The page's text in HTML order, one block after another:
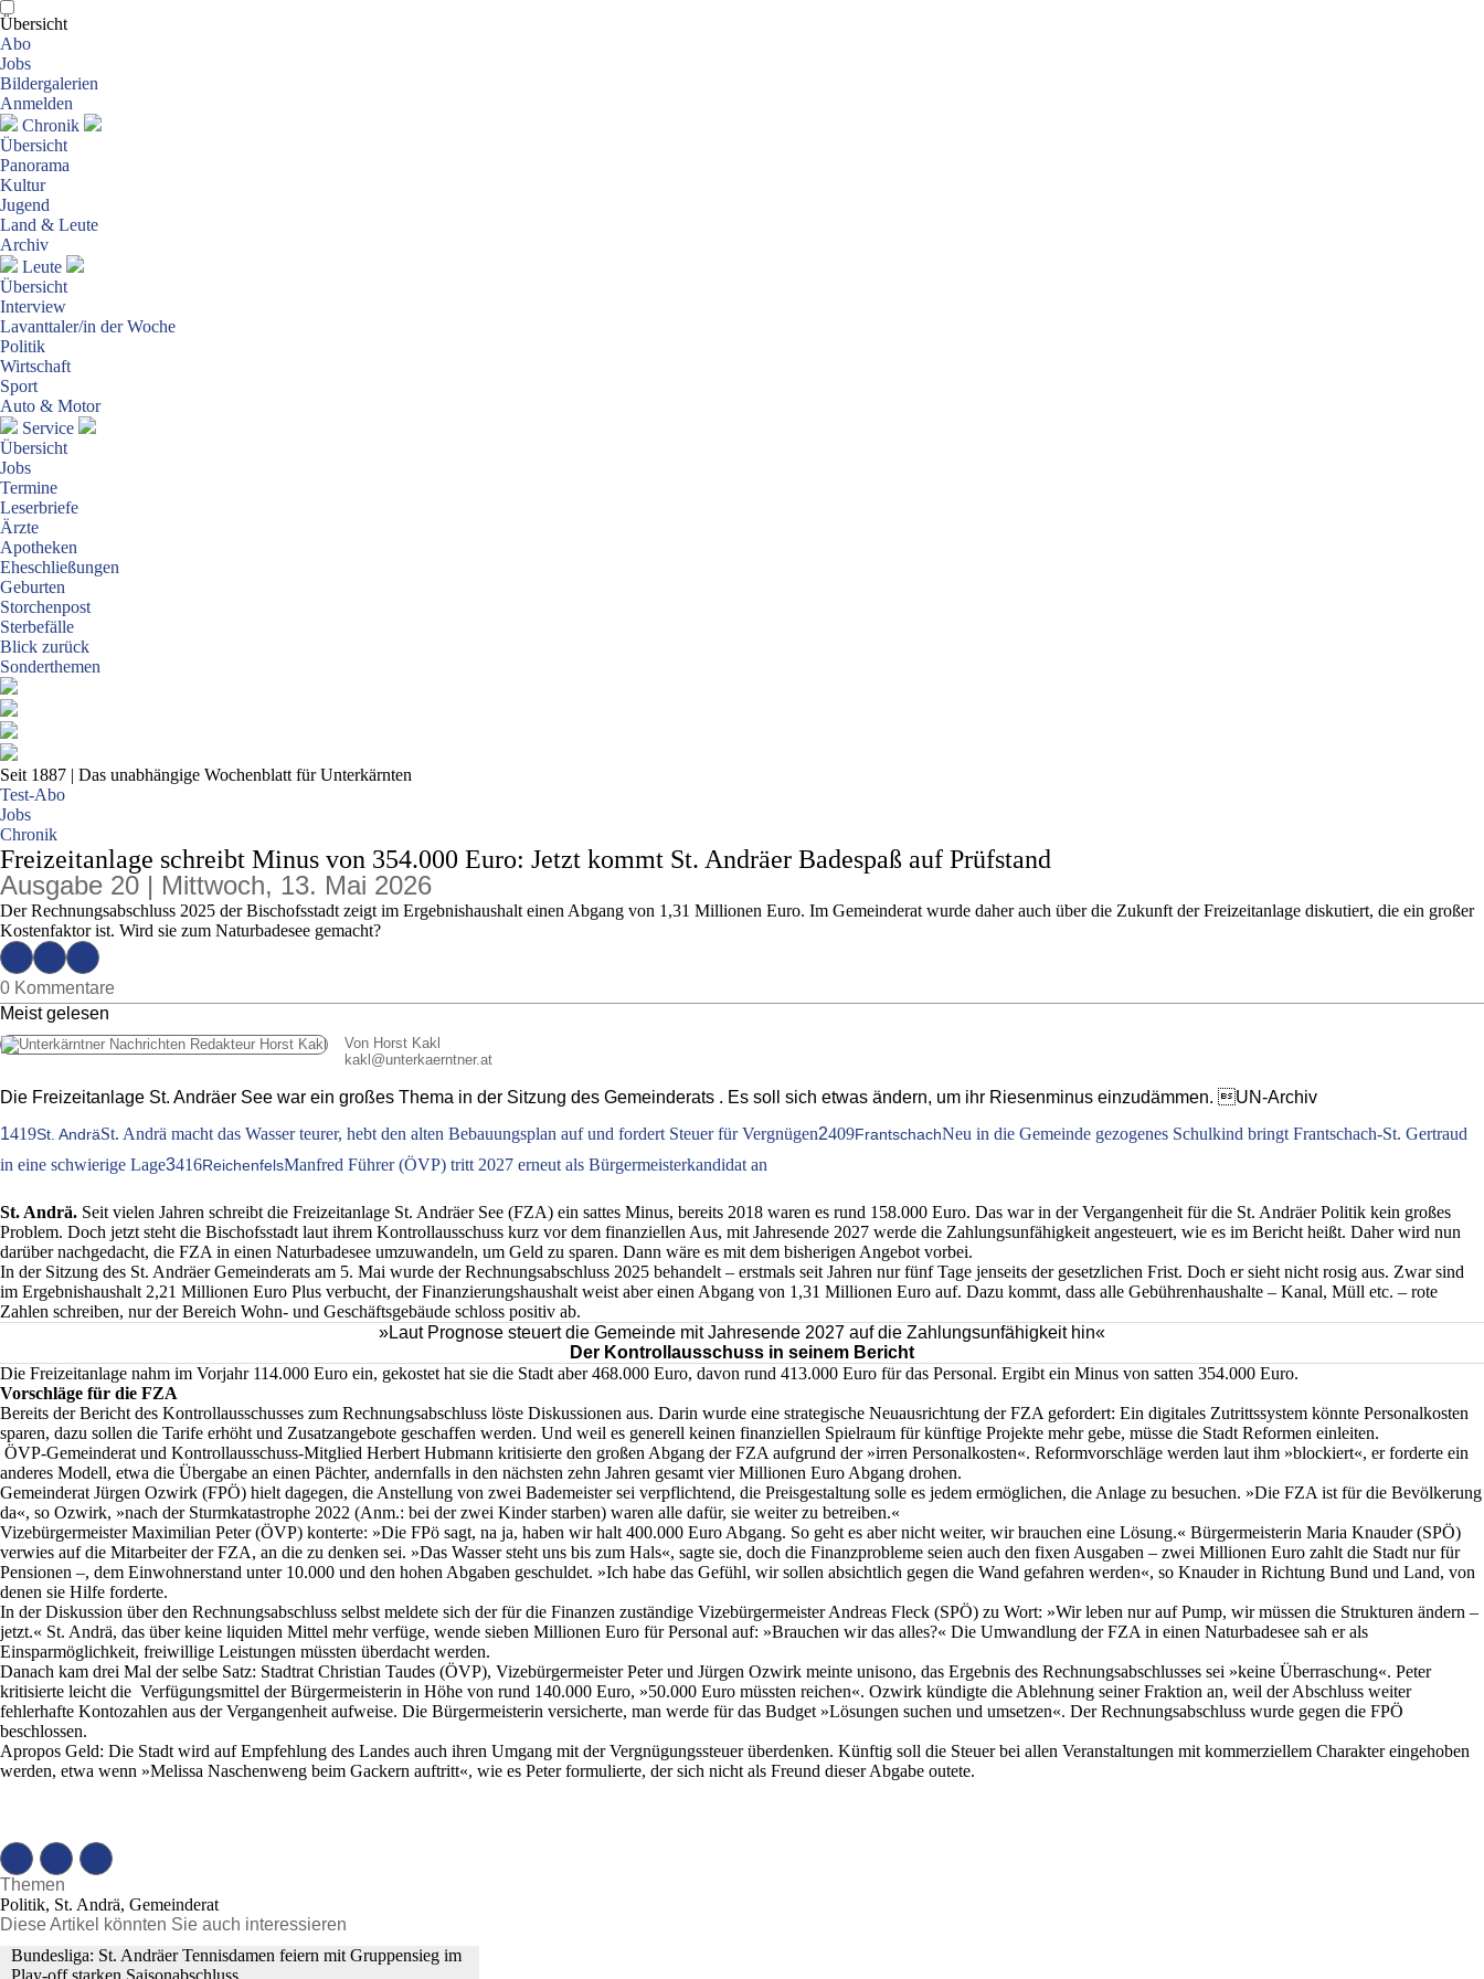
Übersicht
Abo
Jobs
Bildergalerien
Anmelden
Chronik
Übersicht
Panorama
Kultur
Jugend
Land & Leute
Archiv
Leute
Übersicht
Interview
Lavanttaler/in der Woche
Politik
Wirtschaft
Sport
Auto & Motor
Service
Übersicht
Jobs
Termine
Leserbriefe
Ärzte
Apotheken
Eheschließungen
Geburten
Storchenpost
Sterbefälle
Blick zurück
Sonderthemen
Seit 1887 | Das unabhängige Wochenblatt für Unterkärnten
Test-Abo
Jobs
Chronik
Freizeitanlage schreibt Minus von 354.000 Euro: Jetzt kommt St. Andräer Badespaß auf Prüfstand
Ausgabe 20 | Mittwoch, 13. Mai 2026
Der Rechnungsabschluss 2025 der Bischofsstadt zeigt im Ergebnishaushalt einen Abgang von 1,31 Millionen Euro. Im Gemeinderat wurde daher auch über die Zukunft der Freizeitanlage diskutiert, die ein großer
Kostenfaktor ist. Wird sie zum Naturbadesee gemacht?
0 Kommentare
Meist gelesen
Von Horst Kakl
kakl @unterkaerntner.at
Die Freizeitanlage St. Andräer See war ein großes Thema in der Sitzung des Gemeinderats . Es soll sich etwas ändern, um ihr Riesenminus einzudämmen. UN-Archiv
1419St. AndräSt. Andrä macht das Wasser teurer, hebt den alten Bebauungsplan auf und fordert Steuer für Vergnügen2409FrantschachNeu in die Gemeinde gezogenes Schulkind bringt Frantschach-St. Gertraud
in eine schwierige Lage3416ReichenfelsManfred Führer (ÖVP) tritt 2027 erneut als Bürgermeisterkandidat an
St. Andrä. Seit vielen Jahren schreibt die Freizeitanlage St. Andräer See (FZA) ein sattes Minus, bereits 2018 waren es rund 158.000 Euro. Das war in der Vergangenheit für die St. Andräer Politik kein großes
Problem. Doch jetzt steht die Bischofsstadt laut ihrem Kontrollausschuss kurz vor dem finanziellen Aus, mit Jahresende 2027 werde die Zahlungsunfähigkeit angesteuert, wie es im Bericht heißt. Daher wird nun
darüber nachgedacht, die FZA in einen Naturbadesee umzuwandeln, um Geld zu sparen. Dann wäre es mit dem bisherigen Angebot vorbei.
In der Sitzung des St. Andräer Gemeinderats am 5. Mai wurde der Rechnungsabschluss 2025 behandelt – erstmals seit Jahren nur fünf Tage jenseits der gesetzlichen Frist. Doch er sieht nicht rosig aus. Zwar sind
im Ergebnishaushalt 2,21 Millionen Euro Plus verbucht, der Finanzierungshaushalt weist aber einen Abgang von 1,31 Millionen Euro auf. Dazu kommt, dass alle Gebührenhaushalte – Kanal, Müll etc. – rote
Zahlen schreiben, nur der Bereich Wohn- und Geschäftsgebäude schloss positiv ab.
»Laut Prognose steuert die Gemeinde mit Jahresende 2027 auf die Zahlungsunfähigkeit hin«
Der Kontrollausschuss in seinem Bericht
Die Freizeitanlage nahm im Vorjahr 114.000 Euro ein, gekostet hat sie die Stadt aber 468.000 Euro, davon rund 413.000 Euro für das Personal. Ergibt ein Minus von satten 354.000 Euro.
Vorschläge für die FZA
Bereits der Bericht des Kontrollausschusses zum Rechnungsabschluss löste Diskussionen aus. Darin wurde eine strategische Neuausrichtung der FZA gefordert: Ein digitales Zutrittssystem könnte Personalkosten
sparen, dazu sollen die Tarife erhöht und Zusatzangebote geschaffen werden. Und weil es generell keinen finanziellen Spielraum für künftige Projekte mehr gebe, müsse die Stadt Reformen einleiten.
ÖVP-Gemeinderat und Kontrollausschuss-Mitglied Herbert Hubmann kritisierte den großen Abgang der FZA aufgrund der »irren Personalkosten«. Reformvorschläge werden laut ihm »blockiert«, er forderte ein
anderes Modell, etwa die Übergabe an einen Pächter, andernfalls in den nächsten zehn Jahren gesamt vier Millionen Euro Abgang drohen.
Gemeinderat Jürgen Ozwirk (FPÖ) hielt dagegen, die Anstellung von zwei Bademeister sei verpflichtend, die Preisgestaltung solle es jedem ermöglichen, die Anlage zu besuchen. »Die FZA ist für die Bevölkerung
da«, so Ozwirk, »nach der Sturmkatastrophe 2022 (Anm.: bei der zwei Kinder starben) waren alle dafür, sie weiter zu betreiben.«
Vizebürgermeister Maximilian Peter (ÖVP) konterte: »Die FPö sagt, na ja, haben wir halt 400.000 Euro Abgang. So geht es aber nicht weiter, wir brauchen eine Lösung.« Bürgermeisterin Maria Knauder (SPÖ)
verwies auf die Mitarbeiter der FZA, an die zu denken sei. »Das Wasser steht uns bis zum Hals«, sagte sie, doch die Finanzprobleme seien auch den fixen Ausgaben – zwei Millionen Euro zahlt die Stadt nur für
Pensionen –, dem Einwohnerstand unter 10.000 und den hohen Abgaben geschuldet. »Ich habe das Gefühl, wir sollen absichtlich gegen die Wand gefahren werden«, so Knauder in Richtung Bund und Land, von
denen sie Hilfe forderte.
In der Diskussion über den Rechnungsabschluss selbst meldete sich der für die Finanzen zuständige Vizebürgermeister Andreas Fleck (SPÖ) zu Wort: »Wir leben nur auf Pump, wir müssen die Strukturen ändern –
jetzt.« St. Andrä, das über keine liquiden Mittel mehr verfüge, wende sieben Millionen Euro für Personal auf: »Brauchen wir das alles?« Die Umwandlung der FZA in einen Naturbadesee sah er als
Einsparmöglichkeit, freiwillige Leistungen müssten überdacht werden.
Danach kam drei Mal der selbe Satz: Stadtrat Christian Taudes (ÖVP), Vizebürgermeister Peter und Jürgen Ozwirk meinte unisono, das Ergebnis des Rechnungsabschlusses sei »keine Überraschung«. Peter
kritisierte leicht die Verfügungsmittel der Bürgermeisterin in Höhe von rund 140.000 Euro, »50.000 Euro müssten reichen«. Ozwirk kündigte die Ablehnung seiner Fraktion an, weil der Abschluss weiter
fehlerhafte Kontozahlen aus der Vergangenheit aufweise. Die Bürgermeisterin versicherte, man werde für das Budget »Lösungen suchen und umsetzen«. Der Rechnungsabschluss wurde gegen die FPÖ
beschlossen.
Apropos Geld: Die Stadt wird auf Empfehlung des Landes auch ihren Umgang mit der Vergnügungssteuer überdenken. Künftig soll die Steuer bei allen Veranstaltungen mit kommerziellem Charakter eingehoben
werden, etwa wenn »Melissa Naschenweng beim Gackern auftritt«, wie es Peter formulierte, der sich nicht als Freund dieser Abgabe outete.
Themen
Politik, St. Andrä, Gemeinderat
Diese Artikel könnten Sie auch interessieren
Bundesliga: St. Andräer Tennisdamen feiern mit Gruppensieg im
Play-off starken Saisonabschluss